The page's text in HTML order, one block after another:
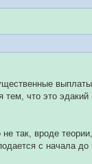
что это
не так, вроде
с начала